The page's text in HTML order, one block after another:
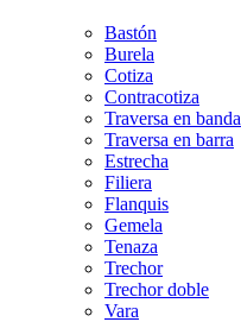
Bastón
Burela
Cotiza
Contracotiza
Traversa en banda
Traversa en barra
Estrecha
Filiera
Flanquis
Gemela
Tenaza
Trechor
Trechor doble
Vara